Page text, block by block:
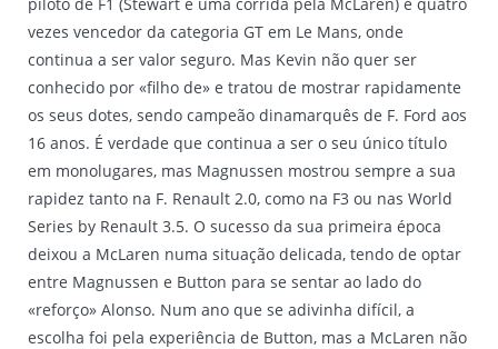
vezes vencedor da categoria GT em Le Mans, onde
continua a ser valor seguro. Mas Kevin não quer ser
conhecido por «filho de» e tratou de mostrar rapidamente
os seus dotes, sendo campeão dinamarquês de F. Ford aos
16 anos. É verdade que continua a ser o seu único título
em monolugares, mas Magnussen mostrou sempre a sua
rapidez tanto na F. Renault 2.0, como na F3 ou nas World
Series by Renault 3.5. O sucesso da sua primeira época
deixou a McLaren numa situação delicada, tendo de optar
entre Magnussen e Button para se sentar ao lado do
«reforço» Alonso. Num ano que se adivinha difícil, a
escolha foi pela experiência de Button, mas a McLaren não